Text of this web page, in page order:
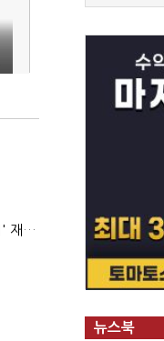
AI 해킹 고도화 속 화이트해커 지원 논의 확산…'버그바운티' 재조명
뉴스북